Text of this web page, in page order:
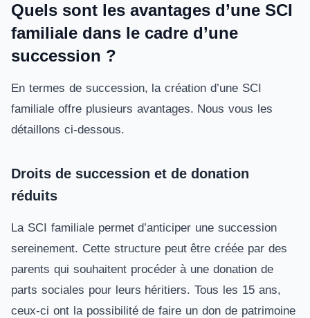
Quels sont les avantages d’une SCI
familiale dans le cadre d’une
succession ?
En termes de succession, la création d’une SCI
familiale offre plusieurs avantages. Nous vous les
détaillons ci-dessous.
Droits de succession et de donation
réduits
La SCI familiale permet d’anticiper une succession
sereinement. Cette structure peut être créée par des
parents qui souhaitent procéder à une donation de
parts sociales pour leurs héritiers. Tous les 15 ans,
ceux-ci ont la possibilité de faire un don de patrimoine